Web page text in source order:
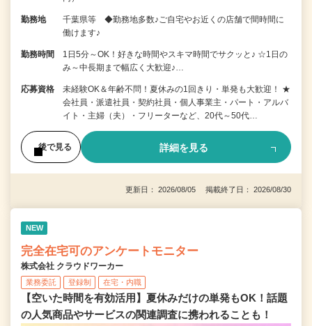
勤務地
千葉県等 ◆勤務地多数♪ご自宅やお近くの店舗で間時間に
働けます♪
勤務時間
1日5分～OK！好きな時間やスキマ時間でサクッと♪ ☆1日の
み～中長期まで幅広く大歓迎♪…
応募資格
未経験OK＆年齢不問！夏休みの1回きり・単発も大歓迎！ ★
会社員・派遣社員・契約社員・個人事業主・パート・アルバ
イト・主婦（夫）・フリーターなど、20代～50代…
後で見る 詳細を見る
更新日： 2026/08/05 掲載終了日： 2026/08/30
NEW
完全在宅可のアンケートモニター
株式会社 クラウドワーカー
業務委託 登録制 在宅・内職
【空いた時間を有効活用】夏休みだけの単発もOK！話題
の人気商品やサービスの関連調査に携われることも！